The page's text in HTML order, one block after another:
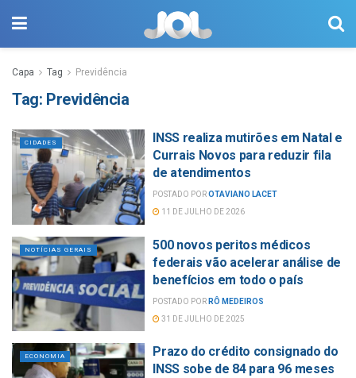
Capa Tag Previdência
Tag: Previdência
CIDADES
INSS realiza mutirões em Natal e
Currais Novos para reduzir fila
de atendimentos
POSTADO POROTAVIANO LACET
11 DE JULHO DE 2026
NOTÍCIAS GERAIS
500 novos peritos médicos
federais vão acelerar análise de
benefícios em todo o país
POSTADO POR RÔ MEDEIROS
31 DE JULHO DE 2025
ECONOMIA
Prazo do crédito consignado do
INSS sobe de 84 para 96 meses